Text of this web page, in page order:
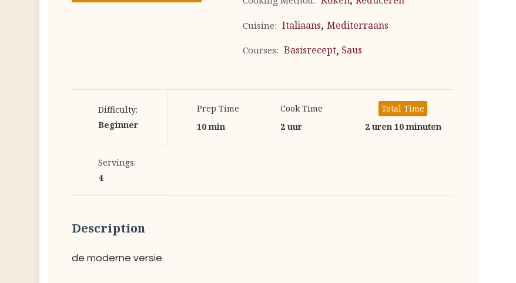
Cuisine: Italiaans,Mediterraans
Courses: Basisrecept, Saus
Difficulty:
Beginner
Prep Time
10 min
Cook Time
2 uur
Total Time
2 uren 10 minuten
Servings:
4
Description
de moderne versie